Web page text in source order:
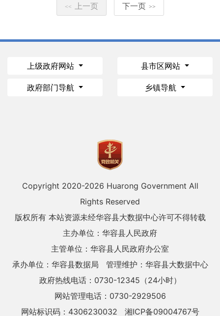
<< 上一页 下一页 >>
上级政府网站 县市区网站
政府部门导航 乡镇导航
Copyright 2020-2026 Huarong Government All
Rights Reserved
版权所有 本站资源未经华容县大数据中心许可不得转载
主办单位：华容县人民政府
主管单位：华容县人民政府办公室
承办单位：华容县数据局
管理维护：华容县大数据中心
政府热线电话：0730-12345（24小时）
网站管理电话：0730-2929506
网站标识码：4306230032
湘ICP备09004767号